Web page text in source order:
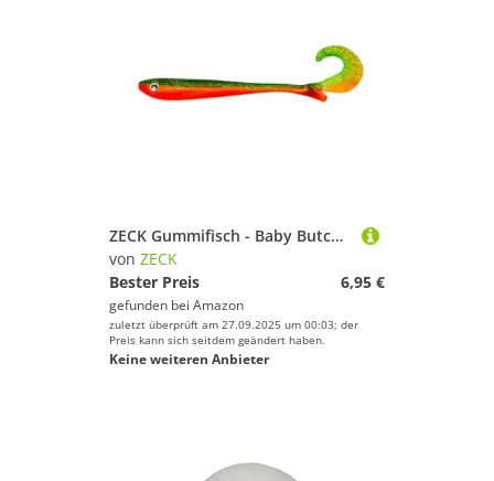
ZECK Gummifisch - Baby Butcher | 10 cm - Green Fire
von ZECK
Bester Preis
6,95 €
gefunden bei Amazon
zuletzt überprüft am 27.09.2025 um 00:03; der
Preis kann sich seitdem geändert haben.
Keine weiteren Anbieter